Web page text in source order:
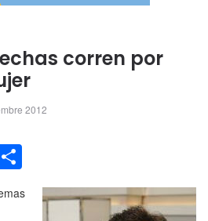
corren por
2012